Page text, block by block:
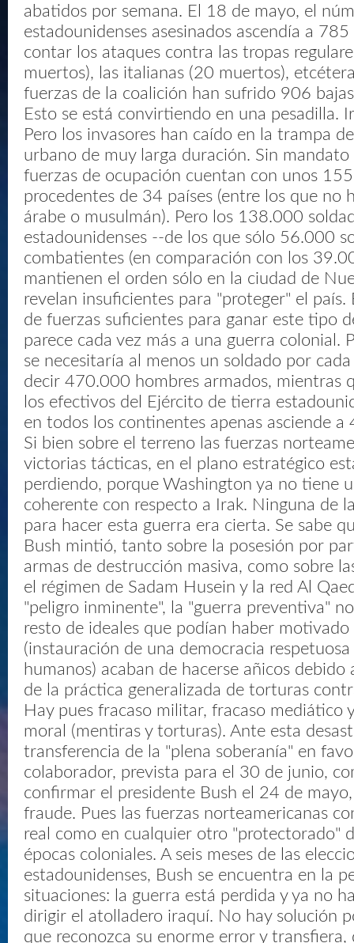
abatidos por semana. El 18 de mayo, el
estadounidenses asesinados ascendía a
contar los ataques contra las tropas
muertos), las italianas (20 muertos),
fuerzas de la coalición han sufrido 906
Esto se está convirtiendo en una pesadilla.
Pero los invasores han caído en la trampa
urbano de muy larga duración. Sin
fuerzas de ocupación cuentan con unos
procedentes de 34 países (entre los que no
árabe o musulmán). Pero los 138.000
estadounidenses --de los que sólo 56.000
combatientes (en comparación con los
mantienen el orden sólo en la ciudad de
revelan insuficientes para "proteger" el país.
de fuerzas suficientes para ganar este tipo
parece cada vez más a una guerra colonial.
se necesitaría al menos un soldado por
decir 470.000 hombres armados, mientras
los efectivos del Ejército de tierra
en todos los continentes apenas asciende
Si bien sobre el terreno las fuerzas
victorias tácticas, en el plano estratégico
perdiendo, porque Washington ya no tiene
coherente con respecto a Irak. Ninguna de
para hacer esta guerra era cierta. Se sabe
Bush mintió, tanto sobre la posesión por
armas de destrucción masiva, como sobre
el régimen de Sadam Husein y la red Al
"peligro inminente", la "guerra preventiva"
resto de ideales que podían haber motivado
(instauración de una democracia
humanos) acaban de hacerse añicos
de la práctica generalizada de torturas
Hay pues fracaso militar, fracaso mediático
moral (mentiras y torturas). Ante esta
transferencia de la "plena soberanía" en
colaborador, prevista para el 30 de junio,
confirmar el presidente Bush el 24 de
fraude. Pues las fuerzas norteamericanas
real como en cualquier otro "protectorado"
épocas coloniales. A seis meses de las
estadounidenses, Bush se encuentra en la
situaciones: la guerra está perdida y ya no
dirigir el atolladero iraquí. No hay solución
que reconozca su enorme error y